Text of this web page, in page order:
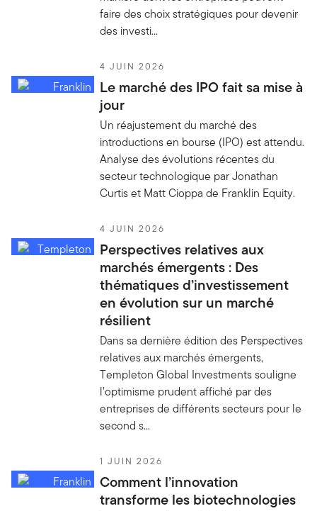
faire des choix stratégiques pour devenir
des investi...
4 JUIN 2026
Le marché des IPO fait sa mise à
jour
Un réajustement du marché des
introductions en bourse (IPO) est attendu.
Analyse des évolutions récentes du
secteur technologique par Jonathan
Curtis et Matt Cioppa de Franklin Equity.
4 JUIN 2026
Perspectives relatives aux
marchés émergents : Des
thématiques d’investissement
en évolution sur un marché
résilient
Dans sa dernière édition des Perspectives
relatives aux marchés émergents,
Templeton Global Investments souligne
l’optimisme prudent affiché par des
entreprises de différents secteurs pour le
second s...
1 JUIN 2026
Comment l’innovation
transforme les biotechnologies